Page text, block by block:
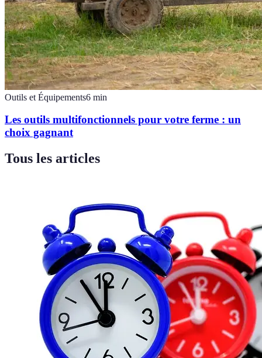
Outils et Équipements6 min
Les outils multifonctionnels pour votre ferme : un
choix gagnant
Tous les articles